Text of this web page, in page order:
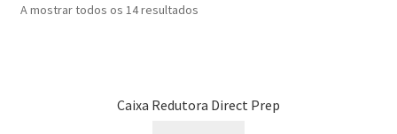
Contactos
A mostrar todos os 14 resultadosOrdenado
Caixa Redutora Direct Prep